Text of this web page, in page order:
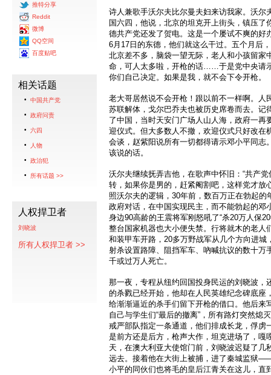
推特分享
Reddit
微博
QQ空间
百度贴吧
相关话题
中国共产党
政府问责
六四
人物
政治犯
所有话题 >>
人权捍卫者
刘晓波
所有人权捍卫者 >>
诗人兼歌手沃尔夫比尔曼夫妇来访我家。沃尔
国六四，他说，北京的坦克开上街头，镇压了
德共产党还发了贺电。这是一个屡试不爽的好
6月17日的东德，他们就这么干过。五个月后
北京差不多，脑袋一望无际，老人和小孩留家
命，可人太多啦，开枪的话……于是党中央请
你们自己决定。如果是我，就不会下令开枪。
老大哥居然说不会开枪！跟以前不一样啊。人
苏联解体，戈尔巴乔夫也被历史席卷而去。记
了中国，当时天安门广场人山人海，政府一再
迎仪式。但大多数人不撤，欢迎仪式只好改在
会谈，赵紫阳说所有一切都得请示邓小平同志
该说的话。
沃尔夫继续抚弄吉他，在歌声中怀旧：“共产
转，如果你是男的，赶紧阉割吧，这样党才
照沃尔夫的逻辑，30年前，数百万正在勃起
政府对话，在中国实现民主，而不能勃起的邓
身边90高龄的王震将军刚怒吼了“杀20万人保
整台国家机器也大小便失禁。行将就木的老人
和装甲车开路，20多万野战军从几个方向进
射杀设置路障、阻挡军车、吶喊抗议的数十万
千或过万人死亡。
那一夜，专程从纽约回国投身民运的刘晓波，
的杀戮已经开始，他却在人民英雄纪念碑底座
给渐渐逼近的杀手们留下开枪的借口。他后来
自己与学生们“最后的撤离”，所有路灯突然熄
戒严部队指定一条通道，他们排成长龙，俘虏
是前方还是后方，枪声大作，坦克进场了，
天，在澳大利亚大使馆门前，刘晓波迟疑了几
远去。接着他在大街上被捕，进了秦城监狱
小平的同伙们也将毛的皇后江青关在这儿，